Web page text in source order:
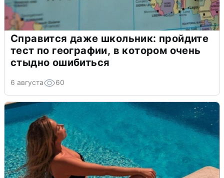
Справится даже школьник: пройдите
тест по географии, в котором очень
стыдно ошибиться
6 августа 60